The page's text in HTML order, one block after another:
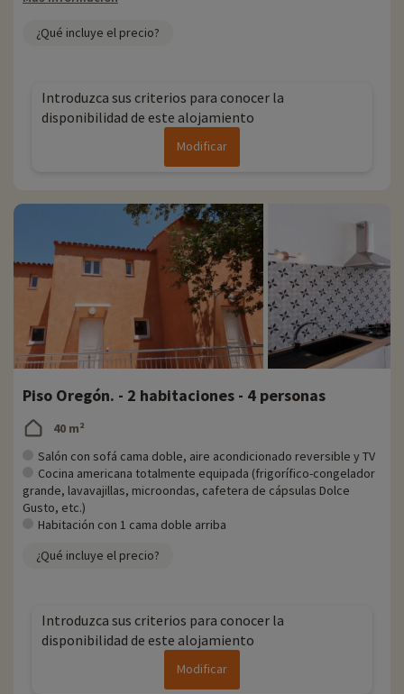
¿Qué incluye el precio?
Introduzca sus criterios para conocer la
disponibilidad de este alojamiento
Modificar
Piso Oregón. - 2 habitaciones - 4 personas
40 m²
Salón con sofá cama doble, aire acondicionado reversible y TV
Cocina americana totalmente equipada (frigorífico-congelador
grande, lavavajillas, microondas, cafetera de cápsulas Dolce
Gusto, etc.)
Habitación con 1 cama doble arriba
¿Qué incluye el precio?
Introduzca sus criterios para conocer la
disponibilidad de este alojamiento
Modificar